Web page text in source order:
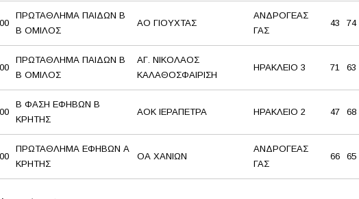
ΠΡΩΤΑΘΛΗΜΑ ΠΑΙΔΩΝ Β
Β ΟΜΙΛΟΣ
ΑΟ ΓΙΟΥΧΤΑΣ
ΑΝΔΡΟΓΕΑΣ
ΓΑΣ
43 74
ΠΡΩΤΑΘΛΗΜΑ ΠΑΙΔΩΝ Β
Β ΟΜΙΛΟΣ
ΑΓ. ΝΙΚΟΛΑΟΣ
ΚΑΛΑΘΟΣΦΑΙΡΙΣΗ
ΗΡΑΚΛΕΙΟ 3 71 63
Β ΦΑΣΗ ΕΦΗΒΩΝ Β
ΚΡΗΤΗΣ
ΑΟΚ ΙΕΡΑΠΕΤΡΑ ΗΡΑΚΛΕΙΟ 2 47 68
ΠΡΩΤΑΘΛΗΜΑ ΕΦΗΒΩΝ Α
ΚΡΗΤΗΣ
ΟΑ ΧΑΝΙΩΝ
ΑΝΔΡΟΓΕΑΣ
ΓΑΣ
66 65